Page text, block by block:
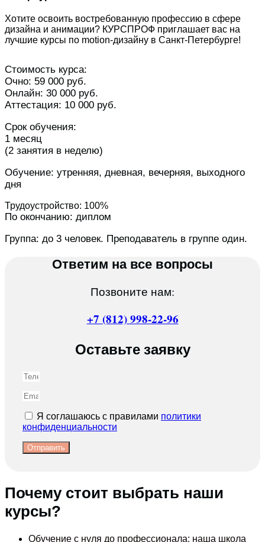
Хотите освоить востребованную профессию в сфере
дизайна и анимации? КУРСПРОФ приглашает вас на
лучшие курсы по motion-дизайну в Санкт-Петербурге!
Стоимость курса:
Очно: 59 000 руб.
Онлайн: 30 000 руб.
Аттестация: 10 000 руб.
Срок обучения:
1 месяц
(2 занятия в неделю)
Обучение: утренняя, дневная, вечерняя, выходного
дня
Трудоустройство: 100%
По окончанию: диплом
Группа: до 3 человек. Преподаватель в группе один.
Ответим на все вопросы
Позвоните нам:
+7 (812) 998-22-96
Оставьте заявку
Я соглашаюсь с правилами политики
конфиденциальности
Отправить
Почему стоит выбрать наши
курсы?
Обучение с нуля до профессионала: наша школа